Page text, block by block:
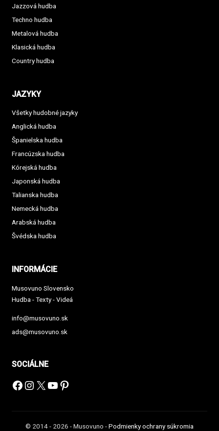
Jazzová hudba
Techno hudba
Metalová hudba
Klasická hudba
Country hudba
JAZYKY
Všetky hudobné jazyky
Anglická hudba
Španielska hudba
Francúzska hudba
Kórejská hudba
Japonská hudba
Talianska hudba
Nemecká hudba
Arabská hudba
Švédska hudba
INFORMÁCIE
Musovuno Slovensko
Hudba - Texty - Videá
info@musovuno.sk
ads@musovuno.sk
SOCIÁLNE
Facebook
Instagram
X YouTube
Pinterest
© 2014 - 2026 - Musovuno -Podmienky ochrany súkromia